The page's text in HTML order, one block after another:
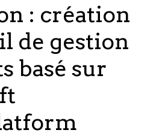
: création
de gestion
basé sur